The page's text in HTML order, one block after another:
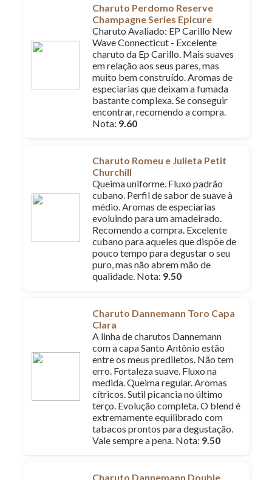
Charuto Perdomo Reserve
Champagne Series Epicure
Charuto Avaliado: EP Carillo New
Wave Connecticut - Excelente
charuto da Ep Carillo. Mais suaves
em relação aos seus pares, mas
muito bem construído. Aromas de
especiarias que deixam a fumada
bastante complexa. Se conseguir
encontrar, recomendo a compra.
Nota: 9.60
Charuto Romeu e Julieta Petit
Churchill
Queima uniforme. Fluxo padrão
cubano. Perfil de sabor de suave à
médio. Aromas de especiarias
evoluindo para um amadeirado.
Recomendo a compra. Excelente
cubano para aqueles que dispõe de
pouco tempo para degustar o seu
puro, mas não abrem mão de
qualidade. Nota: 9.50
Charuto Dannemann Toro Capa
Clara
A linha de charutos Dannemann
com a capa Santo Antônio estão
entre os meus prediletos. Não tem
erro. Fortaleza suave. Fluxo na
medida. Queima regular. Aromas
cítricos. Sutil picancia no último
terço. Evolução completa. O blend é
extremamente equilibrado com
tabacos prontos para degustação.
Vale sempre a pena. Nota: 9.50
Charuto Dannemann Double